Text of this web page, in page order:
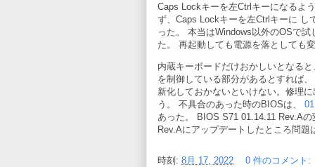
Caps Lockキーを左Ctrlキーになるよ
ず、Caps Lockキーを左Ctrlキーに し
った。 本当はWindows以外のOSで
た。 再起動しても電源を落としても
内蔵キーボードだけおかしいとなる
を制御している部分があるとすれば
新化しておかないといけない。修理
う。 不具合のあった時のBIOSは、
あった。 BIOS S71 01.14.11 Rev.A
Rev.Aにアップデートしたところ問題
時刻: 8月 17, 2022 0 件のコメント: